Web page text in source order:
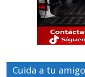
Cuida a tu